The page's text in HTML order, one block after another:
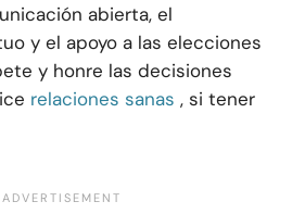
abierta, el
y el apoyo a las elecciones
y honre las decisiones
relaciones sanas , si tener